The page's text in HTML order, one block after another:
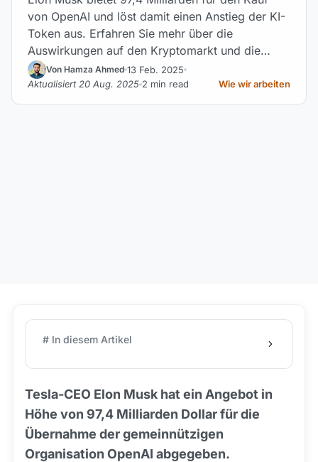
von OpenAI und löst damit einen Anstieg der KI-
Token aus. Erfahren Sie mehr über die
Auswirkungen auf den Kryptomarkt und die
Reaktionen.
Von Hamza Ahmed 13 Feb. 2025
Aktualisiert 20 Aug. 2025 2 min read Wie wir arbeiten
# In diesem Artikel
Tesla-CEO Elon Musk hat ein Angebot in
Höhe von 97,4 Milliarden Dollar für die
Übernahme der gemeinnützigen
Organisation OpenAI abgegeben.